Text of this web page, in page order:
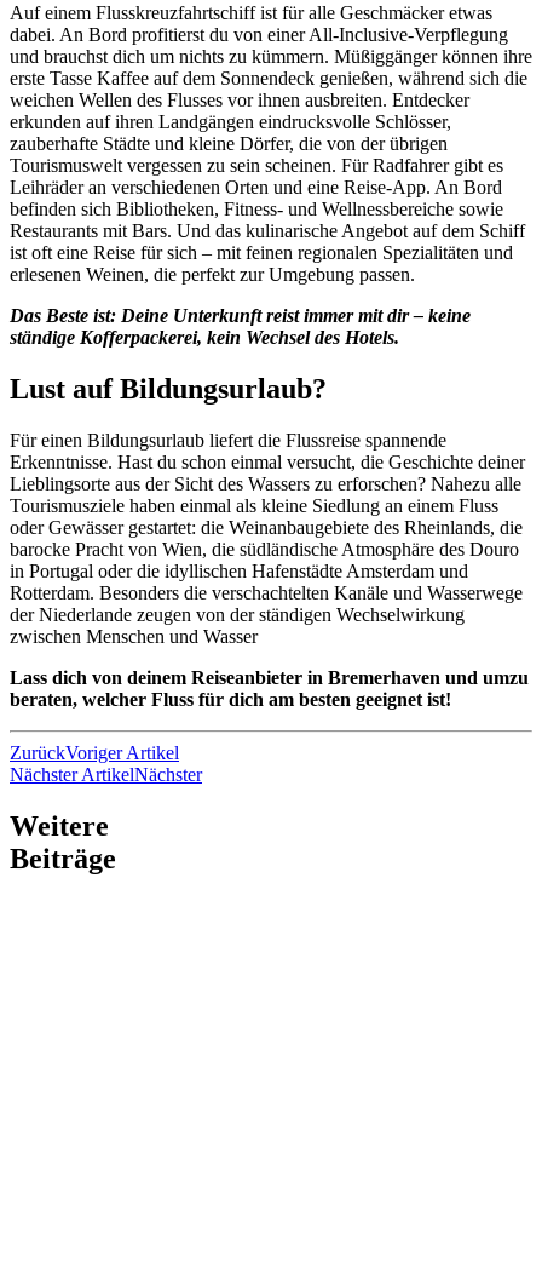
Auf einem Flusskreuzfahrtschiff ist für alle Geschmäcker etwas
dabei. An Bord profitierst du von einer All-Inclusive-Verpflegung
und brauchst dich um nichts zu kümmern. Müßiggänger können ihre
erste Tasse Kaffee auf dem Sonnendeck genießen, während sich die
weichen Wellen des Flusses vor ihnen ausbreiten. Entdecker
erkunden auf ihren Landgängen eindrucksvolle Schlösser,
zauberhafte Städte und kleine Dörfer, die von der übrigen
Tourismuswelt vergessen zu sein scheinen. Für Radfahrer gibt es
Leihräder an verschiedenen Orten und eine Reise-App. An Bord
befinden sich Bibliotheken, Fitness- und Wellnessbereiche sowie
Restaurants mit Bars. Und das kulinarische Angebot auf dem Schiff
ist oft eine Reise für sich – mit feinen regionalen Spezialitäten und
erlesenen Weinen, die perfekt zur Umgebung passen.
Das Beste ist: Deine Unterkunft reist immer mit dir – keine
ständige Kofferpackerei, kein Wechsel des Hotels.
Lust auf Bildungsurlaub?
Für einen Bildungsurlaub liefert die Flussreise spannende
Erkenntnisse. Hast du schon einmal versucht, die Geschichte deiner
Lieblingsorte aus der Sicht des Wassers zu erforschen? Nahezu alle
Tourismusziele haben einmal als kleine Siedlung an einem Fluss
oder Gewässer gestartet: die Weinanbaugebiete des Rheinlands, die
barocke Pracht von Wien, die südländische Atmosphäre des Douro
in Portugal oder die idyllischen Hafenstädte Amsterdam und
Rotterdam. Besonders die verschachtelten Kanäle und Wasserwege
der Niederlande zeugen von der ständigen Wechselwirkung
zwischen Menschen und Wasser
Lass dich von deinem Reiseanbieter in Bremerhaven und umzu
beraten, welcher Fluss für dich am besten geeignet ist!
ZurückVoriger Artikel
Nächster ArtikelNächster
Weitere
Beiträge